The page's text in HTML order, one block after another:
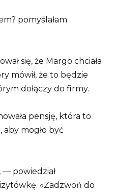
pomyślałam
się, że Margo chciała
mówił, że to będzie
dołączy do firmy.
pensję, która to
aby mogło być
— powiedział
«Zadzwoń do